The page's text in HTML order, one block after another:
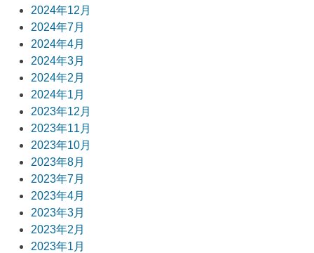
2024年12月
2024年7月
2024年4月
2024年3月
2024年2月
2024年1月
2023年12月
2023年11月
2023年10月
2023年8月
2023年7月
2023年4月
2023年3月
2023年2月
2023年1月